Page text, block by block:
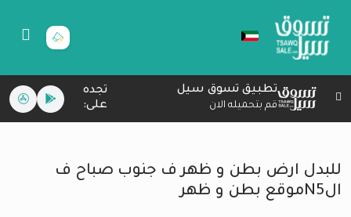
تطبيق تسوق سيل
قم بتحميله الان
تجده
على:
للبدل ارض بطن و ظهر ف جنوب صباح ف
الN5موقع بطن و ظهر